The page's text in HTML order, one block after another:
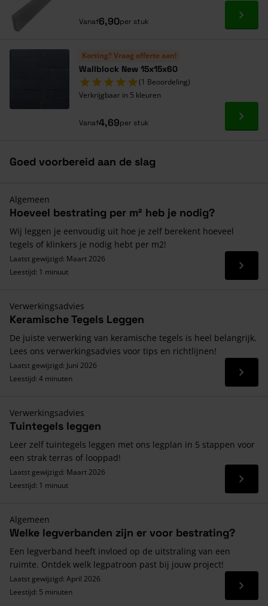
Vanaf6,90per stuk Ga
Korting? Vraag offerte aan!
Wallblock New 15x15x60
(1 Beoordeling)
Verkrijgbaar in 5 kleuren
Vanaf4,69per stuk Ga
Goed voorbereid aan de slag
Algemeen
Hoeveel bestrating per m² heb je nodig?
Wij leggen je eenvoudig uit hoe je zelf berekent hoeveel
tegels of klinkers je nodig hebt per m2!
Laatst gewijzigd: Maart 2026
Leestijd: 1 minuut
Lees
Verwerkingsadvies
Keramische Tegels Leggen
De juiste verwerking van keramische tegels is heel belangrijk.
Lees ons verwerkingsadvies voor tips en richtlijnen!
Laatst gewijzigd: Juni 2026
Leestijd: 4 minuten
Lees
Verwerkingsadvies
Tuintegels leggen
Leer zelf tuintegels leggen met ons legplan in 5 stappen voor
een strak terras of looppad!
Laatst gewijzigd: Maart 2026
Leestijd: 1 minuut
Lees
Algemeen
Welke legverbanden zijn er voor bestrating?
Een legverband heeft invloed op de uitstraling van een
ruimte. Ontdek welk legpatroon past bij jouw project!
Laatst gewijzigd: April 2026
Leestijd: 5 minuten
Lees